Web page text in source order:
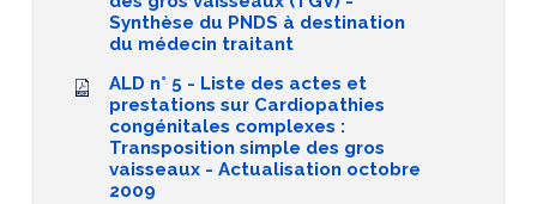
Synthèse du PNDS à destination
du médecin traitant
ALD n° 5 - Liste des actes et
prestations sur Cardiopathies
congénitales complexes :
Transposition simple des gros
vaisseaux - Actualisation octobre
2009